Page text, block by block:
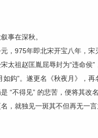
事在深秋。
，975年即北宋开宝八年，
太祖赵匡胤屈辱封为“违命侯
如鈎”。遂更名《秋夜月》，
“不得见” 的悲苦，便将其改
，就独见一斑其不但再无一